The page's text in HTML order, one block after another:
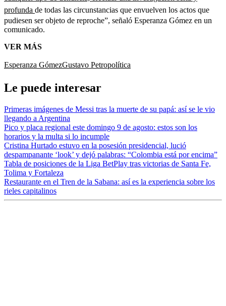
profunda de todas las circunstancias que envuelven los actos que
pudiesen ser objeto de reproche”, señaló Esperanza Gómez en un
comunicado.
VER MÁS
Esperanza GómezGustavo Petropolítica
Le puede interesar
Primeras imágenes de Messi tras la muerte de su papá: así se le vio
llegando a Argentina
Pico y placa regional este domingo 9 de agosto: estos son los
horarios y la multa si lo incumple
Cristina Hurtado estuvo en la posesión presidencial, lució
despampanante ‘look’ y dejó palabras: “Colombia está por encima”
Tabla de posiciones de la Liga BetPlay tras victorias de Santa Fe,
Tolima y Fortaleza
Restaurante en el Tren de la Sabana: así es la experiencia sobre los
rieles capitalinos